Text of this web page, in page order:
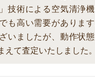
技術による空気清浄
も高い需要がありま
いましたが、動作状
えて査定いたしました。